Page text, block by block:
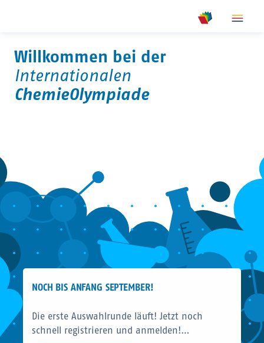
show meta
Willkommen bei der
Internationalen
ChemieOlympiade
NOCH BIS ANFANG SEPTEMBER!
Die erste Auswahlrunde läuft! Jetzt noch
schnell registrieren und anmelden!…